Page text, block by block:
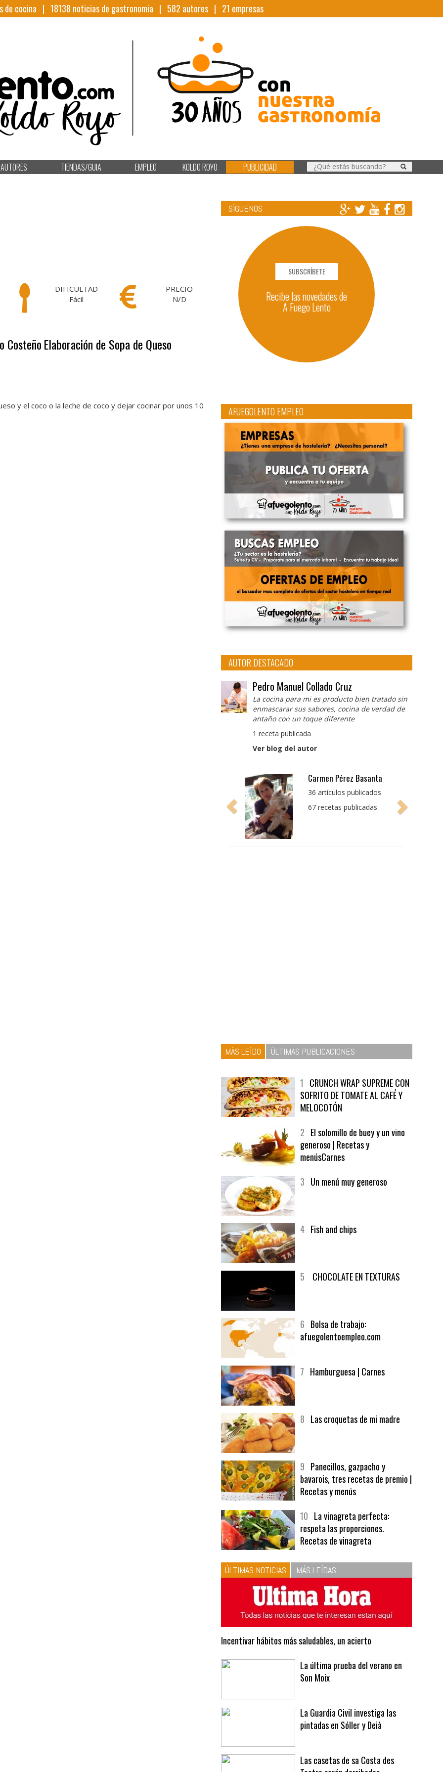
de cocina | 18138 noticias de gastronomia | 582 autores | 21 empresas
AUTORES TIENDAS/GUIA EMPLEO KOLDO ROYO PUBLICIDAD
DIFICULTAD
Fácil
PRECIO
N/D
CosteñoElaboración de Sopa de Queso
y el coco o la leche de coco y dejar cocinar por unos 10
SÍGUENOS
SUBSCRÍBETE
Recibe las novedades de
A Fuego Lento
AFUEGOLENTO EMPLEO
AUTOR DESTACADO
Pedro Manuel Collado Cruz
La cocina para mi es producto bien tratado sin
enmascarar sus sabores, cocina de verdad de
antaño con un toque diferente
1 receta publicada
Ver blog del autor
Pedro Manuel Collado
Cruz
producto bien tratado
MÁS LEÍDO ÚLTIMAS PUBLICACIONES
SOFRITO DE TOMATE AL CAFÉ Y
MELOCOTÓN
generoso | Recetas y
afuegolentoempleo.com
bavarois, tres recetas de premio |
Recetas y menús
respeta las proporciones.
Recetas de vinagreta
ÚLTIMAS NOTICIAS MÁS LEÍDAS
Incentivar hábitos más saludables, un acierto
Son Moix
pintadas en Sóller y Deià